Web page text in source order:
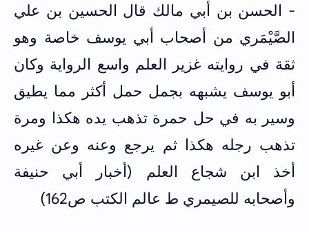
- الحسن بن أبي مالك قال الحسين بن علي
الصَّيْمَري من أصحاب أبي يوسف خاصة وهو
ثقة في روايته غزير العلم واسع الرواية وكان
أبو يوسف يشبهه بجمل حمل أكثر مما يطيق
وسير به في حل حمرة تذهب يده هكذا ومرة
تذهب رجله هكذا ثم يرجع وعنه وعن غيره
أخذ ابن شجاع العلم (أخبار أبي حنيفة
وأصحابه للصيمري ط عالم الكتب ص162)